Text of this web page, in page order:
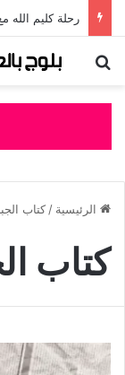
بحث عن
الرئيسية / كتاب
كتاب